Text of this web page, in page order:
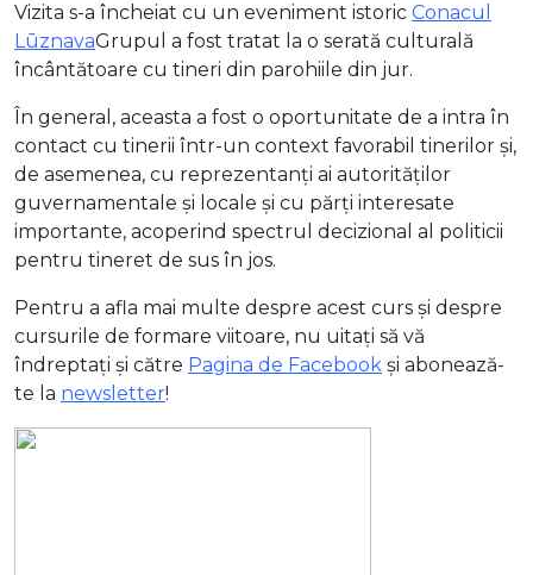
Vizita s-a încheiat cu un eveniment istoric Conacul
LūznavaGrupul a fost tratat la o serată culturală
încântătoare cu tineri din parohiile din jur.
În general, aceasta a fost o oportunitate de a intra în
contact cu tinerii într-un context favorabil tinerilor și,
de asemenea, cu reprezentanți ai autorităților
guvernamentale și locale și cu părți interesate
importante, acoperind spectrul decizional al politicii
pentru tineret de sus în jos.
Pentru a afla mai multe despre acest curs și despre
cursurile de formare viitoare, nu uitați să vă
îndreptați și către Pagina de Facebook și abonează-
te la newsletter!